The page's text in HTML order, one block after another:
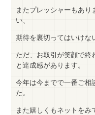
またプレッシャーもあ
い、
期待を裏切ってはいけな
ただ、お取引が笑顔で終
と達成感があります。
今年は今までで一番ご相
た。
また嬉しくもネットを